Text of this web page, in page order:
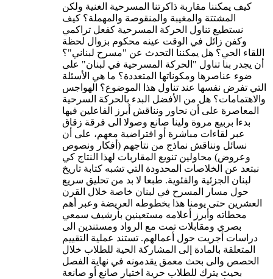
كيف يمكننا مقاربة ذاكرتنا المسرحية الغنية ولكن
المشتتة والمغيبة والمنقوصة والمهملة؟ كيف
نستطيع تناول الحركة المسرحية كفعل تراكمي
وكفن زائل في الوقت عينه محكوم بزوال لحظة
اللقاء الحي؟ هل يمكننا التحدث عن "مسرح لبناني"؟
أن يجدر بنا تناول "الحركة المسرحية في لبنان" على
ضوء عناصرها ومكوناتها المتعددة؟ ما هي الأسئلة
التي تفرض نفسها عند تناول هذا الموضوع؟ الهواجس
والاهتمامات؟ هل من الأفضل البدء بالحركة السرحية
المعاصرة على أن نحاور ونناقش أبرز الفاعلين فيها
بدءا بربيع مروة ولينا صانع وصولا الى فرقة زقاق
عبر لقاءات مباشرة أو افتراضية معهم، على أن
نسائل ونناقش نماذج من نتاجهم (أفكار ونصوص
وعروض) محاولين تنويع المقاربات لهذا النتاج كي
نبتعد عن الخلاصات المحدودة التي تشبه كتابة تاريخ
لبنان الجزئية والفئوية. طبعا لا بد من تحليق سريع
حول مسار المسرح في لبنان خاصة خلال القرن
العشرين حتى يومنا هذا بخطوطه العريضة وعبر أهم
محطاته وأبرز أعلامه مستعينين بأرشيف سمعي
بصري ومقابلات تمت مع الرواد ومستندين الى
دراسات أجريت حول أعمالهم. تستند عملية التقييم
المتعلقة بالمادة إلى المشاركة الحية للطلاب خلال
الحصص والى بحث معمق يقدمونه في نهاية الفصل
بحيث يترك للطلاب حرية اختيار صانع أو صانعة